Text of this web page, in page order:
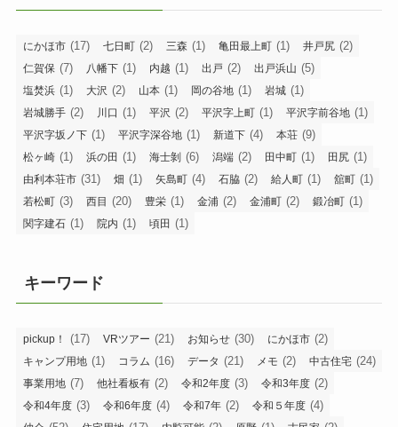
にかほ市 (17) 七日町 (2) 三森 (1) 亀田最上町 (1) 井戸尻 (2)
仁賀保 (7) 八幡下 (1) 内越 (1) 出戸 (2) 出戸浜山 (5)
塩焚浜 (1) 大沢 (2) 山本 (1) 岡の谷地 (1) 岩城 (1)
岩城勝手 (2) 川口 (1) 平沢 (2) 平沢字上町 (1) 平沢字前谷地 (1)
平沢字坂ノ下 (1) 平沢字深谷地 (1) 新道下 (4) 本荘 (9)
松ヶ崎 (1) 浜の田 (1) 海士剝 (6) 潟端 (2) 田中町 (1) 田尻 (1)
由利本荘市 (31) 畑 (1) 矢島町 (4) 石脇 (2) 給人町 (1) 舘町 (1)
若松町 (3) 西目 (20) 豊栄 (1) 金浦 (2) 金浦町 (2) 鍛冶町 (1)
関字建石 (1) 院内 (1) 頃田 (1)
キーワード
pickup！ (17) VRツアー (21) お知らせ (30) にかほ市 (2)
キャンプ用地 (1) コラム (16) データ (21) メモ (2) 中古住宅 (24)
事業用地 (7) 他社看板有 (2) 令和2年度 (3) 令和3年度 (2)
令和4年度 (3) 令和6年度 (4) 令和7年 (2) 令和５年度 (4)